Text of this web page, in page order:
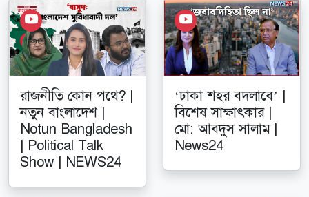
রাজনীতি কোন পথে? |
নতুন বাংলাদেশ |
Notun Bangladesh
| Political Talk
Show | NEWS24
‘ঢাকা শহর বদলাবে’ |
বিশেষ সাক্ষাৎকার |
মো: আবদুস সালাম |
News24